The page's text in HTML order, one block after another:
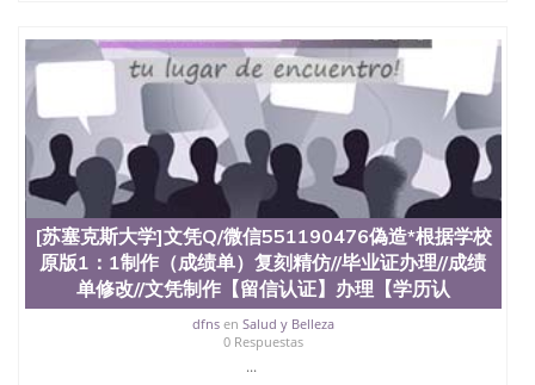
University）圣何塞州立大学结业证（San Jose State
University）圣何塞州立大学结业证（San Jose State
University）圣何塞州立大学结业证（San Jose State
University）圣何塞州立大学学位证（San Jose State
University）圣何塞州立大学学位证（San Jose State
University）圣何塞州立大学学历证书（San Jose
State University）圣何塞州立大学学历证书（San
Jose State University）圣何塞州立大学学历证书
（San Jose State University）澳洲读书未毕业找人做
文凭学位qq微信551190476澳洲读CQU中央昆士兰大
学学历 绩单购买学位证书/澳洲读本科硕士做文凭/购
买澳洲大学毕业证成绩单假文凭学历
offieUniversityofSouthernQueensland 澳洲读书未毕
业找人做文凭学位qq微信551190476澳洲读CQU中央
昆士兰大学学历成绩单购买学位证书/澳洲读本科硕
[苏塞克斯大学]文凭Q/微信551190476偽造*根据学校
原版1：1制作（成绩单）复刻精仿//毕业证办理//成绩
单修改//文凭制作【留信认证】办理【学历认
dfnsen Salud y Belleza
0 Respuestas
...